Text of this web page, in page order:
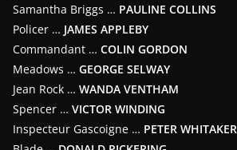
Samantha Briggs … PAULINE COLLINS
Policer … JAMES APPLEBY
Commandant … COLIN GORDON
Meadows … GEORGE SELWAY
Jean Rock … WANDA VENTHAM
Spencer … VICTOR WINDING
Inspecteur Gascoigne … PETER WHITAKER